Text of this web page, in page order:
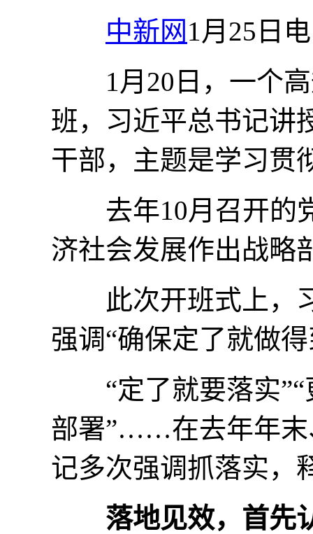
中新网 1月25日
1月20日，一个高
班，习近平总书记讲
干部，主题是学习贯
去年10月召开的党
济社会发展作出战略
此次开班式上，习
强调“确保定了就做
“定了就要落实”“
部署”……在去年年末
记多次强调抓落实，
落地见效，首先